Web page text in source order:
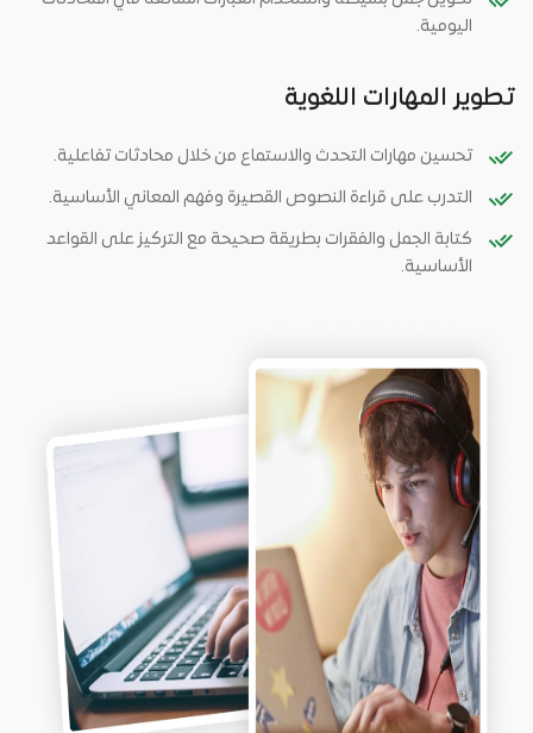
اليومية.
تطوير المهارات اللغوية
تحسين مهارات التحدث والاستماع من خلال محادثات تفاعلية.
التدرب على قراءة النصوص القصيرة وفهم المعاني الأساسية.
كتابة الجمل والفقرات بطريقة صحيحة مع التركيز على القواعد
الأساسية.